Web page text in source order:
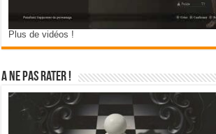
Plus de vidéos !
A ne pas rater !